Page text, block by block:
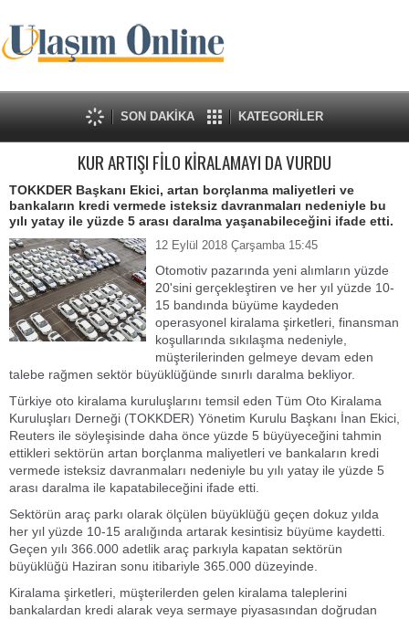
SON DAKİKA KATEGORİLER
KUR ARTIŞI FİLO KİRALAMAYI DA VURDU
TOKKDER Başkanı Ekici, artan borçlanma maliyetleri ve
bankaların kredi vermede isteksiz davranmaları nedeniyle bu
yılı yatay ile yüzde 5 arası daralma yaşanabileceğini ifade etti.
12 Eylül 2018 Çarşamba 15:45
Otomotiv pazarında yeni alımların yüzde
20'sini gerçekleştiren ve her yıl yüzde 10-
15 bandında büyüme kaydeden
operasyonel kiralama şirketleri, finansman
koşullarında sıkılaşma nedeniyle,
müşterilerinden gelmeye devam eden
talebe rağmen sektör büyüklüğünde sınırlı daralma bekliyor.
Türkiye oto kiralama kuruluşlarını temsil eden Tüm Oto Kiralama
Kuruluşları Derneği (TOKKDER) Yönetim Kurulu Başkanı İnan Ekici,
Reuters ile söyleşisinde daha önce yüzde 5 büyüyeceğini tahmin
ettikleri sektörün artan borçlanma maliyetleri ve bankaların kredi
vermede isteksiz davranmaları nedeniyle bu yılı yatay ile yüzde 5
arası daralma ile kapatabileceğini ifade etti.
Sektörün araç parkı olarak ölçülen büyüklüğü geçen dokuz yılda
her yıl yüzde 10-15 aralığında artarak kesintisiz büyüme kaydetti.
Geçen yılı 366.000 adetlik araç parkıyla kapatan sektörün
büyüklüğü Haziran sonu itibariyle 365.000 düzeyinde.
Kiralama şirketleri, müşterilerden gelen kiralama taleplerini
bankalardan kredi alarak veya sermaye piyasasından doğrudan